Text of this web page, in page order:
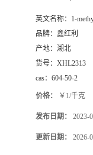
英文名称： 1-
品牌： 鑫红利
产地： 湖北
货号： XHL2313
cas： 604-50-2
价格： ￥1/千克
发布日期： 2023-
更新日期： 2026-